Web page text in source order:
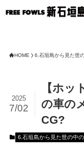
HOME 6.石垣島から見た世
【ホッ
の車の
CG?
2025
7/02
6.石垣島から見た世の中